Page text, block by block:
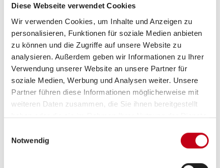
Diese Webseite verwendet Cookies
Wir verwenden Cookies, um Inhalte und Anzeigen zu
personalisieren, Funktionen für soziale Medien anbieten
zu können und die Zugriffe auf unsere Website zu
analysieren. Außerdem geben wir Informationen zu Ihrer
Verwendung unserer Website an unsere Partner für
soziale Medien, Werbung und Analysen weiter. Unsere
Partner führen diese Informationen möglicherweise mit
weiteren Daten zusammen, die Sie ihnen bereitgestellt
haben oder die sie im Rahmen Ihrer Nutzung der Dienste
Notwendig
Elektro
Solaranlage
Lithiumbatterie
Lichtsensor
Sonstiges